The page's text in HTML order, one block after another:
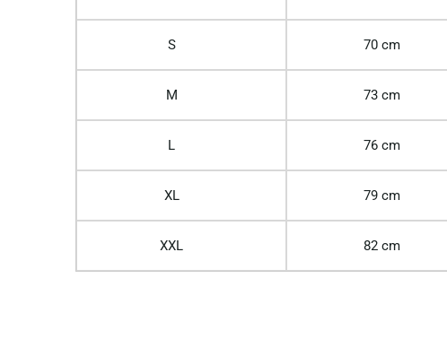
S 70 cm
M 73 cm
L 76 cm
XL 79 cm
XXL 82 cm